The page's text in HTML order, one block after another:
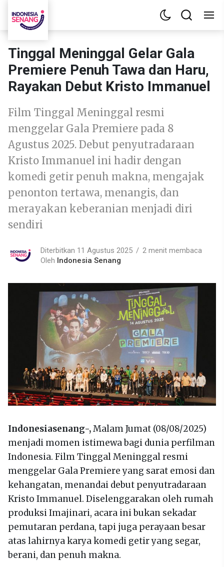
Tinggal Meninggal Gelar Gala
Premiere Penuh Tawa dan Haru,
Rayakan Debut Kristo Immanuel
Film Tinggal Meninggal resmi
menggelar Gala Premiere pada 8
Agustus 2025. Debut penyutradaraan
Kristo Immanuel ini hadir dengan
komedi getir penuh makna, mengajak
penonton tertawa, menangis, dan
merayakan keberanian menjadi diri
sendiri
Diterbitkan 11 Agustus 2025
2 menit membaca
Oleh Indonesia Senang
Indonesiasenang-,Malam Jumat (08/08/2025)
menjadi momen istimewa bagi dunia perfilman
Indonesia. Film Tinggal Meninggal resmi
menggelar Gala Premiere yang sarat emosi dan
kehangatan, menandai debut penyutradaraan
Kristo Immanuel. Diselenggarakan oleh rumah
produksi Imajinari, acara ini bukan sekadar
pemutaran perdana, tapi juga perayaan besar
atas lahirnya karya komedi getir yang segar,
berani, dan penuh makna.